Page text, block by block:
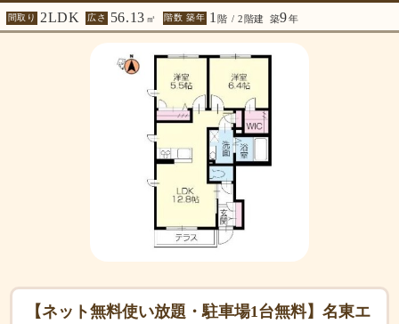
間取り 2LDK 広さ 56.13 ㎡ 階数 築年 1 階 / 2階建 築9年
【ネット無料使い放題・駐車場1台無料】名東エ